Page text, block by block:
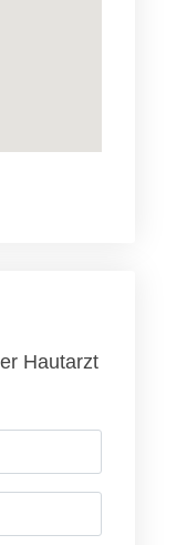
Hautarzt